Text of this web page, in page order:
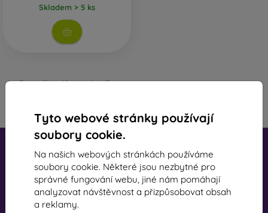
Tyto webové stránky používají
soubory cookie.
Na našich webových stránkách používáme
soubory cookie. Některé jsou nezbytné pro
správné fungování webu, jiné nám pomáhají
analyzovat návštěvnost a přizpůsobovat obsah
a reklamy.
Skladem > 5 ks
1-3z celkového počtu3.
mobil online, s.r.o.